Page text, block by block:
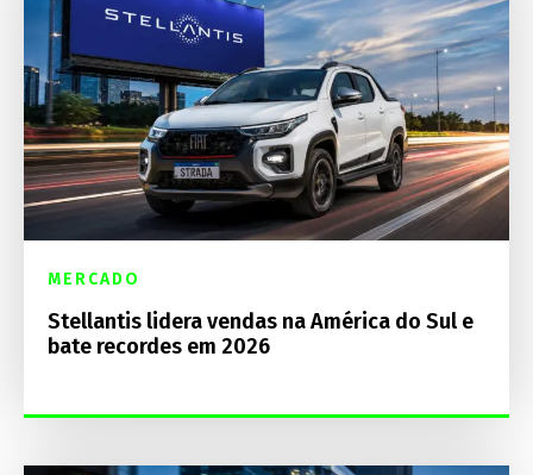
MERCADO
Stellantis lidera vendas na América do Sul e
bate recordes em 2026